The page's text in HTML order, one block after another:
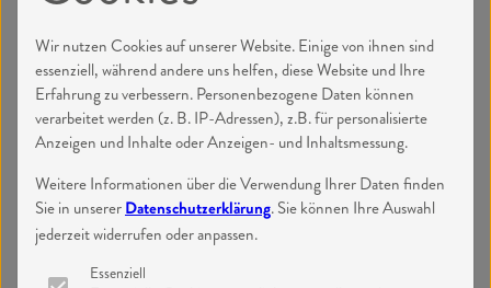
Wir nutzen Cookies auf unserer Website. Einige von ihnen sind
essenziell, während andere uns helfen, diese Website und Ihre
Erfahrung zu verbessern. Personenbezogene Daten können
verarbeitet werden (z. B. IP-Adressen), z.B. für personalisierte
Anzeigen und Inhalte oder Anzeigen- und Inhaltsmessung.
Weitere Informationen über die Verwendung Ihrer Daten finden
Sie in unserer Datenschutzerklärung. Sie können Ihre Auswahl
jederzeit widerrufen oder anpassen.
Essenziell